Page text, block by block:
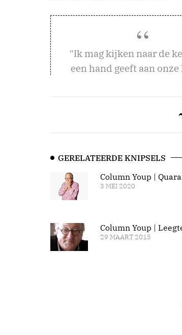
"Ik mag kijken naar de
een hand geeft aan
GERELATEERDE KNIPSELS
Column Youp |
3 MEI 2020
Column Youp |
29 MAART 2015